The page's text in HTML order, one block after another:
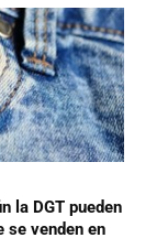
la DGT pueden
se venden en